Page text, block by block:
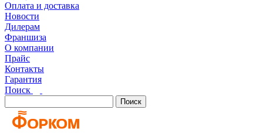
Оплата и доставка
Новости
Дилерам
Франшиза
О компании
Прайс
Контакты
Гарантия
Поиск
Поиск